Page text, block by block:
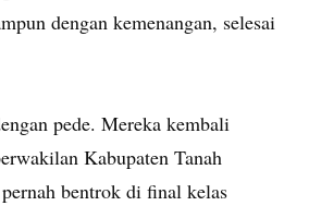
dengan kemenangan, selesai
pede. Mereka kembali
Kabupaten Tanah
bentrok di final kelas